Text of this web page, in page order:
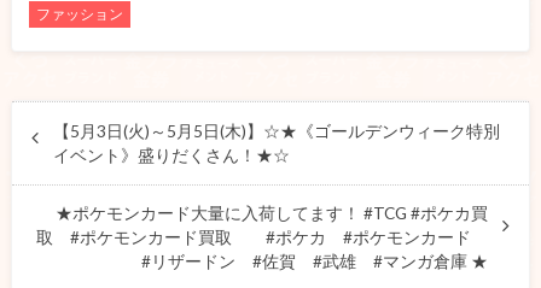
ファッション
【5月3日(火)～5月5日(木)】☆★《ゴールデンウィーク特別
イベント》盛りだくさん！★☆
★ポケモンカード大量に入荷してます！ #TCG #ポケカ買
取 #ポケモンカード買取 #ポケカ #ポケモンカード
#リザードン #佐賀 #武雄 #マンガ倉庫 ★